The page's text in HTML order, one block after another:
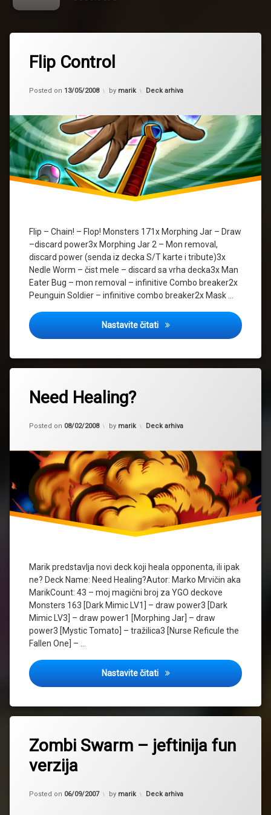
Flip Control
Posted on 13/05/2008
Updated on02/01/2016
by marik Kategorije:
Deck arhiva
Flip – Chain! – Flop! Monsters 171x Morphing Jar – Draw
–discard power3x Morphing Jar 2 – Mon removal,
discard power (senda iz decka S/T karte i tribute)3x
Nedle Worm – čist mele – discard sa vrha decka3x Man
Eater Bug – mon removal – infinitive Combo breaker2x
Peunguin Soldier – infinitive combo breaker2x Mask …
Nastavite čitati Flip Control
Need Healing?
Posted on 08/02/2008
Updated on02/01/2016
by marik Kategorije:
Deck arhiva
Marik predstavlja novi deck koji heala opponenta, ili ipak
ne? Deck Name: Need Healing?Autor: Marko Mrvičin aka
MarikCount: 43 – moj magični broj za YGO deckove
Monsters 163 [Dark Mimic LV1] – draw power3 [Dark
Mimic LV3] – draw power1 [Morphing Jar] – draw
power3 [Mystic Tomato] – tražilica3 [Nurse Reficule the
Fallen One] – …
Nastavite čitati Need Healing?
Zombi Swarm – jeftinija fun
verzija
Posted on 06/09/2007
Updated on02/01/2016
by marik Kategorije:
Deck arhiva